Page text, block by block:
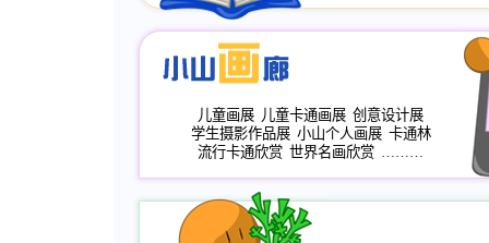
儿童画展 儿童卡通画展 创意设计展
学生摄影作品展 小山个人画展 卡通林
流行卡通欣赏 世界名画欣赏 ………